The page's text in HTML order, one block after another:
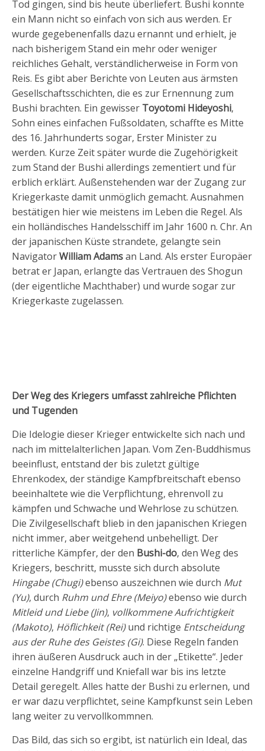
Tod gingen, sind bis heute überliefert. Bushi konnte
ein Mann nicht so einfach von sich aus werden. Er
wurde gegebenenfalls dazu ernannt und erhielt, je
nach bisherigem Stand ein mehr oder weniger
reichliches Gehalt, verständlicherweise in Form von
Reis. Es gibt aber Berichte von Leuten aus ärmsten
Gesellschaftsschichten, die es zur Ernennung zum
Bushi brachten. Ein gewisser Toyotomi Hideyoshi,
Sohn eines einfachen Fußsoldaten, schaffte es Mitte
des 16. Jahrhunderts sogar, Erster Minister zu
werden. Kurze Zeit später wurde die Zugehörigkeit
zum Stand der Bushi allerdings zementiert und für
erblich erklärt. Außenstehenden war der Zugang zur
Kriegerkaste damit unmöglich gemacht. Ausnahmen
bestätigen hier wie meistens im Leben die Regel. Als
ein holländisches Handelsschiff im Jahr 1600 n. Chr. An
der japanischen Küste strandete, gelangte sein
NavigatorWilliam Adamsan Land. Als erster Europäer
betrat er Japan, erlangte das Vertrauen des Shogun
(der eigentliche Machthaber) und wurde sogar zur
Kriegerkaste zugelassen.
Der Weg des Kriegers umfasst zahlreiche Pflichten
und Tugenden
Die Idelogie dieser Krieger entwickelte sich nach und
nach im mittelalterlichen Japan. Vom Zen-Buddhismus
beeinflust, entstand der bis zuletzt gültige
Ehrenkodex, der ständige Kampfbreitschaft ebenso
beeinhaltete wie die Verpflichtung, ehrenvoll zu
kämpfen und Schwache und Wehrlose zu schützen.
Die Zivilgesellschaft blieb in den japanischen Kriegen
nicht immer, aber weitgehend unbehelligt. Der
ritterliche Kämpfer, der den Bushi-do, den Weg des
Kriegers, beschritt, musste sich durch absolute
Hingabe (Chugi)ebenso auszeichnen wie durch Mut
(Yu), durch Ruhm und Ehre (Meiyo)ebenso wie durch
Mitleid und Liebe (Jin), vollkommene Aufrichtigkeit
(Makoto), Höflichkeit (Rei)und richtige Entscheidung
aus der Ruhe des Geistes (Gi). Diese Regeln fanden
ihren äußeren Ausdruck auch in der „Etikette“. Jeder
einzelne Handgriff und Kniefall war bis ins letzte
Detail geregelt. Alles hatte der Bushi zu erlernen, und
er war dazu verpflichtet, seine Kampfkunst sein Leben
lang weiter zu vervollkommnen.
Das Bild, das sich so ergibt, ist natürlich ein Ideal, das